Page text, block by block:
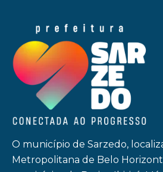
O município de Sarzedo,
Metropolitana de Belo